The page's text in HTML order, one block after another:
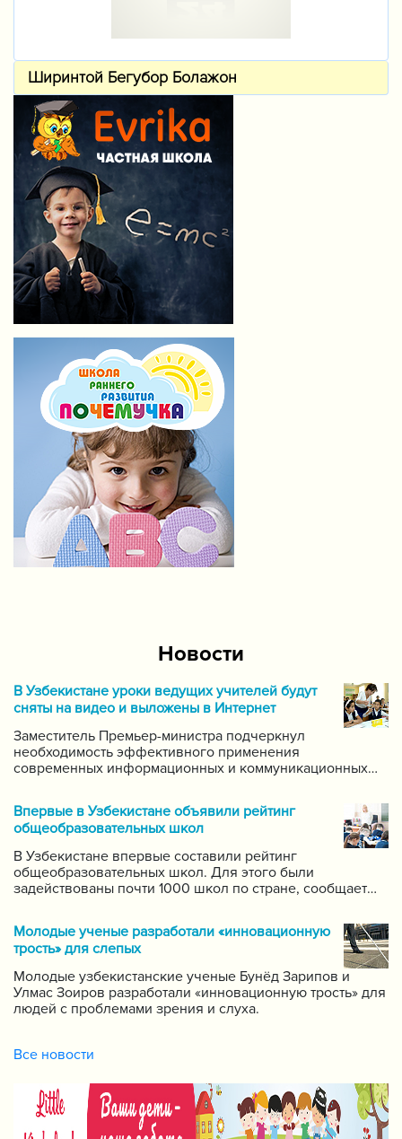
Ширинтой Бегубор Болажон
Новости
В Узбекистане уроки ведущих учителей будут
сняты на видео и выложены в Интернет
Заместитель Премьер-министра подчеркнул
необходимость эффективного применения
современных информационных и коммуникационных
систему для размещения в интернете видео-уроков
самых ведущих учителей по каждому предмету.
Впервые в Узбекистане объявили рейтинг
общеобразовательных школ
В Узбекистане впервые составили рейтинг
общеобразовательных школ. Для этого были
задействованы почти 1000 школ по стране, сообщает
за качеством образования при Кабинете Министров
Республики Узбекистан.
Молодые ученые разработали «инновационную
трость» для слепых
Молодые узбекистанские ученые Бунёд Зарипов и
Улмас Зоиров разработали «инновационную трость» для
людей с проблемами зрения и слуха.
Все новости